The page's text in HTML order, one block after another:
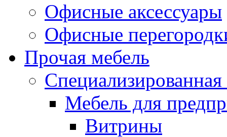
Офисные аксессуары
Офисные
Прочая мебель
Специализированная
Мебель для
Витрины